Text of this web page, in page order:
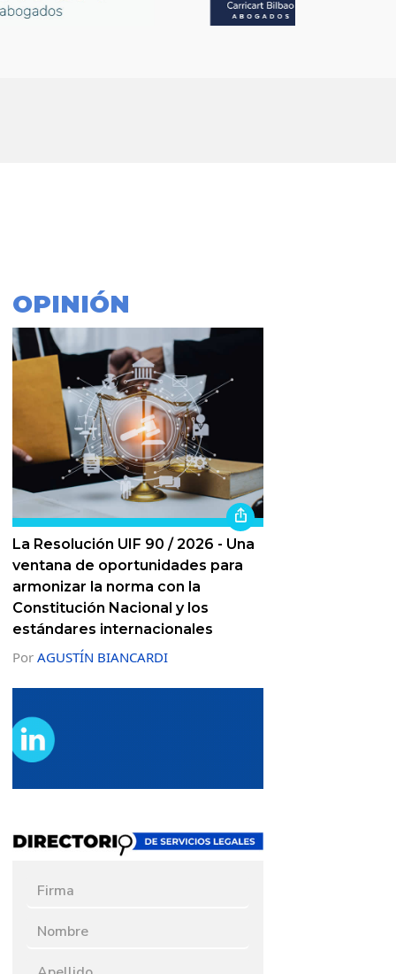
OPINIÓN
La Resolución UIF 90 / 2026 - Una
ventana de oportunidades para
armonizar la norma con la
Constitución Nacional y los
estándares internacionales
Por AGUSTÍN BIANCARDI